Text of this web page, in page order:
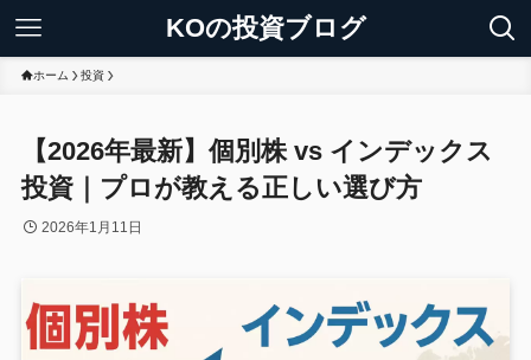
KOの投資ブログ
ホーム 投資
【2026年最新】個別株 vs インデックス
投資｜プロが教える正しい選び方
2026年1月11日